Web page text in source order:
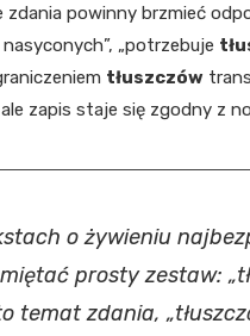
zdania powinny brzmieć
nasyconych”, „potrzebuje
tłuszczów
zapis staje się zgodny z
o żywieniu
prosty zestaw:
temat zdania,